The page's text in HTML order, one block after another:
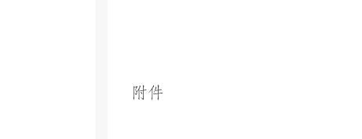
附件